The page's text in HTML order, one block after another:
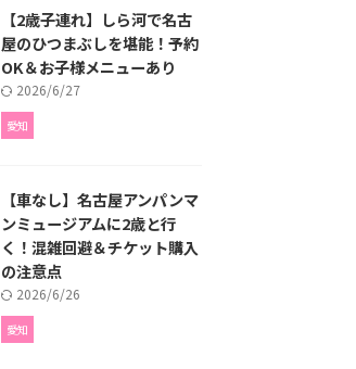
【2歳子連れ】しら河で名古
屋のひつまぶしを堪能！予約
OK＆お子様メニューあり
2026/6/27
愛知
【車なし】名古屋アンパンマ
ンミュージアムに2歳と行
く！混雑回避＆チケット購入
の注意点
2026/6/26
愛知